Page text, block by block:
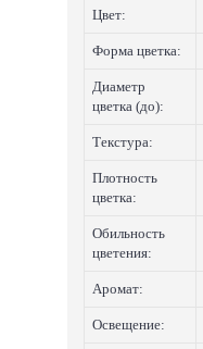
Цвет:
Форма цветка:
Диаметр
цветка (до):
Текстура:
Плотность
цветка:
Обильность
цветения:
Аромат:
Освещение: